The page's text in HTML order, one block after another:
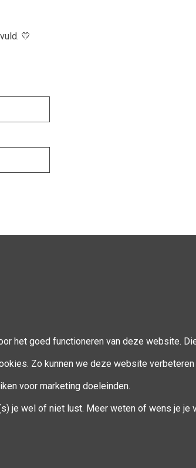
het goed functioneren van deze website.
Zo kunnen we deze website
voor marketing doeleinden.
je wel of niet lust. Meer weten of wens je je
💛